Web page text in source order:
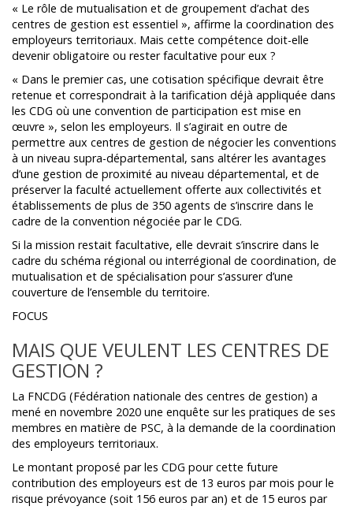
« Le rôle de mutualisation et de groupement d’achat des
centres de gestion est essentiel », affirme la coordination des
employeurs territoriaux. Mais cette compétence doit-elle
devenir obligatoire ou rester facultative pour eux ?
« Dans le premier cas, une cotisation spécifique devrait être
retenue et correspondrait à la tarification déjà appliquée dans
les CDG où une convention de participation est mise en
œuvre », selon les employeurs. Il s’agirait en outre de
permettre aux centres de gestion de négocier les conventions
à un niveau supra-départemental, sans altérer les avantages
d’une gestion de proximité au niveau départemental, et de
préserver la faculté actuellement offerte aux collectivités et
établissements de plus de 350 agents de s’inscrire dans le
cadre de la convention négociée par le CDG.
Si la mission restait facultative, elle devrait s’inscrire dans le
cadre du schéma régional ou interrégional de coordination, de
mutualisation et de spécialisation pour s’assurer d’une
couverture de l’ensemble du territoire.
FOCUS
MAIS QUE VEULENT LES CENTRES DE
GESTION ?
La FNCDG (Fédération nationale des centres de gestion) a
mené en novembre 2020 une enquête sur les pratiques de ses
membres en matière de PSC, à la demande de la coordination
des employeurs territoriaux.
Le montant proposé par les CDG pour cette future
contribution des employeurs est de 13 euros par mois pour le
risque prévoyance (soit 156 euros par an) et de 15 euros par